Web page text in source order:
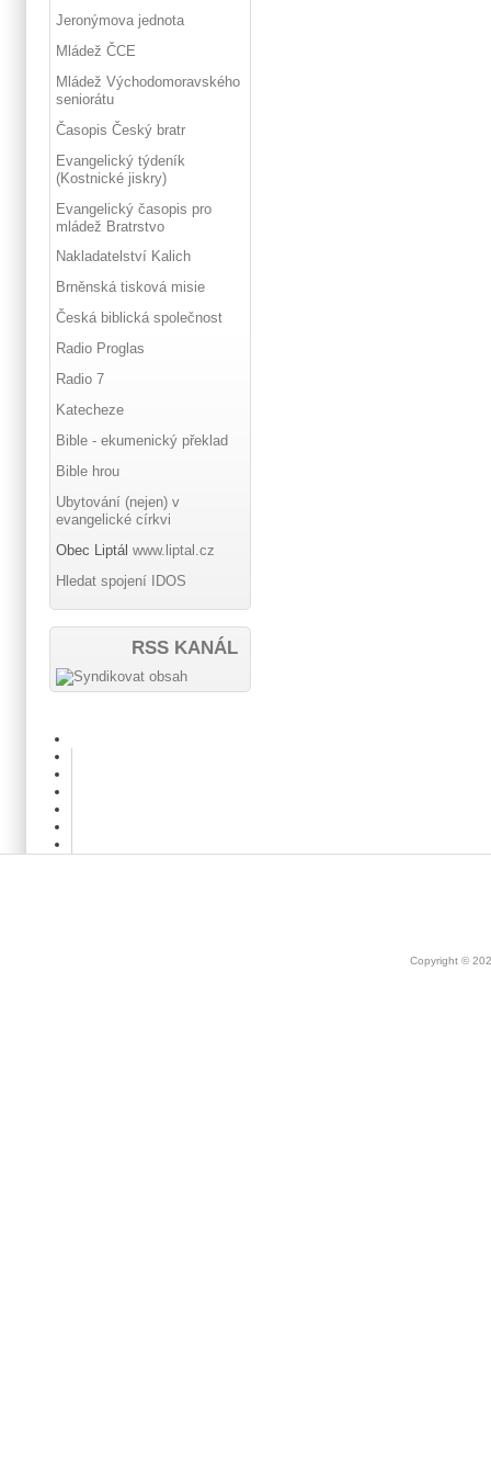
Jeronýmova jednota
Mládež ČCE
Mládež Východomoravského
seniorátu
Časopis Český bratr
Evangelický týdeník
(Kostnické jiskry)
Evangelický časopis pro
mládež Bratrstvo
Nakladatelství Kalich
Brněnská tisková misie
Česká biblická společnost
Radio Proglas
Radio 7
Katecheze
Bible - ekumenický překlad
Bible hrou
Ubytování (nejen) v
evangelické církvi
Obec Liptál www.liptal.cz
Hledat spojení IDOS
RSS KANÁL
Copyright ©